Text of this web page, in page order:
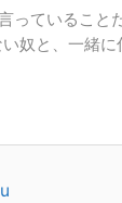
っていること
奴と、一緒